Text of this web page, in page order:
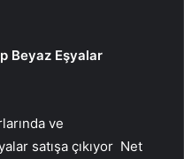
Beyaz Eşyalar
ve
satışa çıkıyor Net